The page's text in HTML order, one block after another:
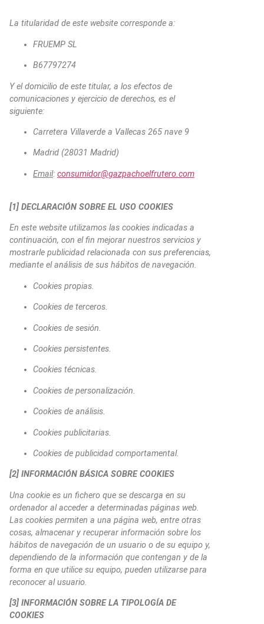
La titularidad de este website corresponde a:
FRUEMP SL
B67797274
Y el domicilio de este titular, a los efectos de
comunicaciones y ejercicio de derechos, es el
siguiente:
Carretera Villaverde a Vallecas 265 nave 9
Madrid (28031 Madrid)
Email: consumidor@gazpachoelfrutero.com
[1] DECLARACIÓN SOBRE EL USO COOKIES
En este website utilizamos las cookies indicadas a
continuación, con el fin mejorar nuestros servicios y
mostrarle publicidad relacionada con sus preferencias,
mediante el análisis de sus hábitos de navegación.
Cookies propias.
Cookies de terceros.
Cookies de sesión.
Cookies persistentes.
Cookies técnicas.
Cookies de personalización.
Cookies de análisis.
Cookies publicitarias.
Cookies de publicidad comportamental.
[2] INFORMACIÓN BÁSICA SOBRE COOKIES
Una cookie es un fichero que se descarga en su
ordenador al acceder a determinadas páginas web.
Las cookies permiten a una página web, entre otras
cosas, almacenar y recuperar información sobre los
hábitos de navegación de un usuario o de su equipo y,
dependiendo de la información que contengan y de la
forma en que utilice su equipo, pueden utilizarse para
reconocer al usuario.
[3] INFORMACIÓN SOBRE LA TIPOLOGÍA DE
COOKIES